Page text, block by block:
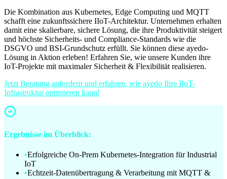
Die Kombination aus Kubernetes, Edge Computing und MQTT
schafft eine zukunftssichere IIoT-Architektur. Unternehmen erhalten
damit eine skalierbare, sichere Lösung, die ihre Produktivität steigert
und höchste Sicherheits- und Compliance-Standards wie die
DSGVO und BSI-Grundschutz erfüllt. Sie können diese ayedo-
Lösung in Aktion erleben! Erfahren Sie, wie unsere Kunden ihre
IoT-Projekte mit maximaler Sicherheit & Flexibilität realisieren.
Jetzt Beratung anfordern und erfahren, wie ayedo Ihre IIoT-
Infrastruktur optimieren kann!
Ergebnisse im Überblick:
•Erfolgreiche On-Prem Kubernetes-Integration für Industrial
IoT
•Echtzeit-Datenübertragung & Verarbeitung mit MQTT &